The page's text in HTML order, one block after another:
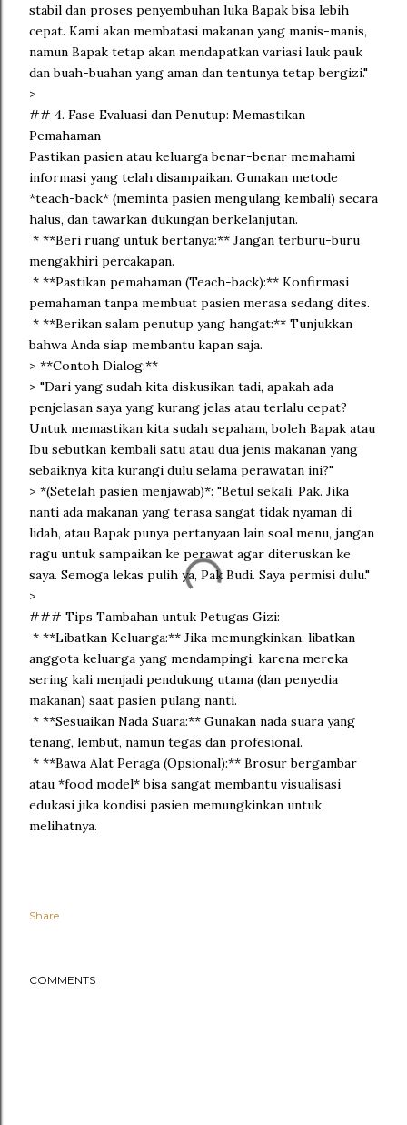
stabil dan proses penyembuhan luka Bapak bisa lebih
cepat. Kami akan membatasi makanan yang manis-manis,
namun Bapak tetap akan mendapatkan variasi lauk pauk
dan buah-buahan yang aman dan tentunya tetap bergizi."
>
## 4. Fase Evaluasi dan Penutup: Memastikan
Pemahaman
Pastikan pasien atau keluarga benar-benar memahami
informasi yang telah disampaikan. Gunakan metode
*teach-back* (meminta pasien mengulang kembali) secara
halus, dan tawarkan dukungan berkelanjutan.
* **Beri ruang untuk bertanya:** Jangan terburu-buru
mengakhiri percakapan.
* **Pastikan pemahaman (Teach-back):** Konfirmasi
pemahaman tanpa membuat pasien merasa sedang dites.
* **Berikan salam penutup yang hangat:** Tunjukkan
bahwa Anda siap membantu kapan saja.
> **Contoh Dialog:**
> "Dari yang sudah kita diskusikan tadi, apakah ada
penjelasan saya yang kurang jelas atau terlalu cepat?
Untuk memastikan kita sudah sepaham, boleh Bapak atau
Ibu sebutkan kembali satu atau dua jenis makanan yang
sebaiknya kita kurangi dulu selama perawatan ini?"
> *(Setelah pasien menjawab)*: "Betul sekali, Pak. Jika
nanti ada makanan yang terasa sangat tidak nyaman di
lidah, atau Bapak punya pertanyaan lain soal menu, jangan
ragu untuk sampaikan ke perawat agar diteruskan ke
saya. Semoga lekas pulih ya, Pak Budi. Saya permisi dulu."
>
### Tips Tambahan untuk Petugas Gizi:
* **Libatkan Keluarga:** Jika memungkinkan, libatkan
anggota keluarga yang mendampingi, karena mereka
sering kali menjadi pendukung utama (dan penyedia
makanan) saat pasien pulang nanti.
* **Sesuaikan Nada Suara:** Gunakan nada suara yang
tenang, lembut, namun tegas dan profesional.
* **Bawa Alat Peraga (Opsional):** Brosur bergambar
atau *food model* bisa sangat membantu visualisasi
edukasi jika kondisi pasien memungkinkan untuk
melihatnya.
Share
COMMENTS